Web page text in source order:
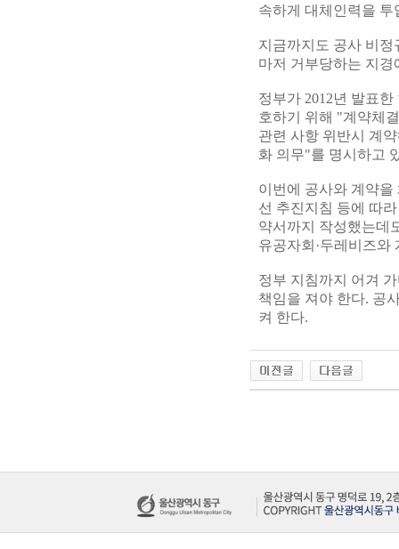
속하게 대체인력을 투
지금까지도 공사 비정
마저 거부당하는 지경
정부가 2012년 발표
호하기 위해 "계약체
관련 사항 위반시 계
화 의무"를 명시하고
이번에 공사와 계약을
선 추진지침 등에 따
약서까지 작성했는데
유공자회·두레비즈와
정부 지침까지 어겨
책임을 져야 한다. 공
켜 한다.